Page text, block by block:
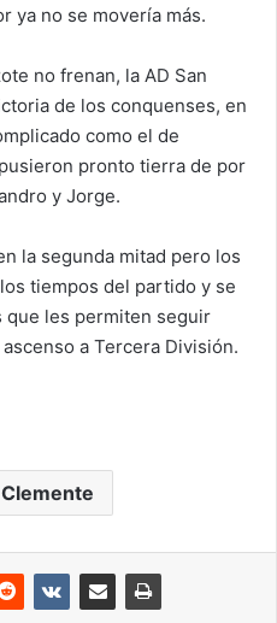
ya no se movería más.
no frenan, la AD San
de los conquenses, en
como el de
pronto tierra de por
y Jorge.
la segunda mitad pero los
tiempos del partido y se
les permiten seguir
a Tercera División.